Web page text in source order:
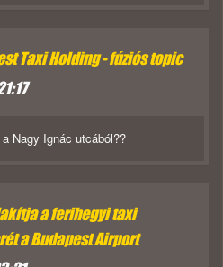
Taxi Holding - fúziós topic
Nagy Ignác utcából??
a ferihegyi taxi
a Budapest Airport